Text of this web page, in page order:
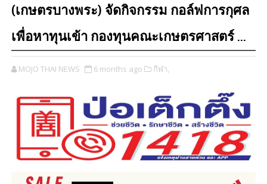
(เกษตรบางพระ) จัดกิจกรรม กอล์ฟการกุศล
เพื่อหาทุนเข้า กองทุนคณะเกษตรศาสตร์ ...
MOJO THAI NEWS 6 months ago กีฬา,